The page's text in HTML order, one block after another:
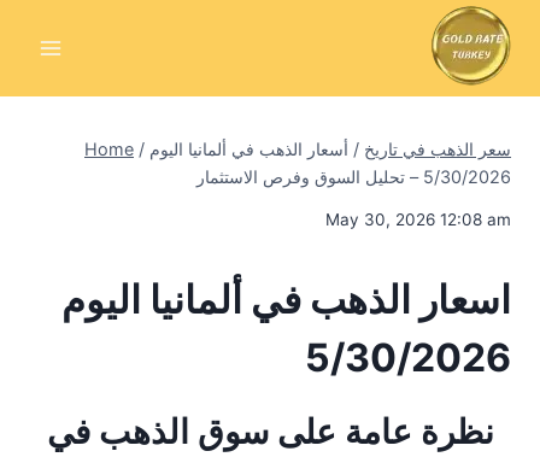
Home / سعر الذهب في تاريخ / أسعار الذهب في ألمانيا اليوم
5/30/2026 – تحليل السوق وفرص الاستثمار
May 30, 2026 12:08 am
اسعار الذهب في ألمانيا اليوم
5/30/2026
نظرة عامة على سوق الذهب في